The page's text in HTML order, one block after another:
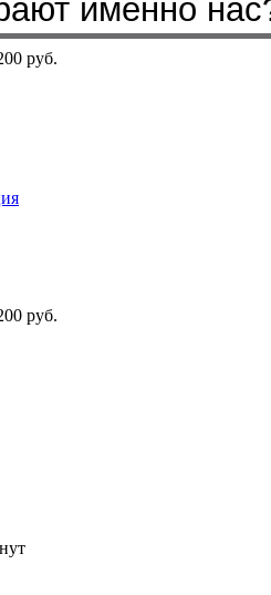
руб.
руб.
мы
именно